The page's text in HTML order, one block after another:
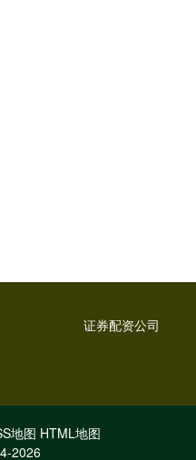
证券配资公司
地图 HTML地图
2026